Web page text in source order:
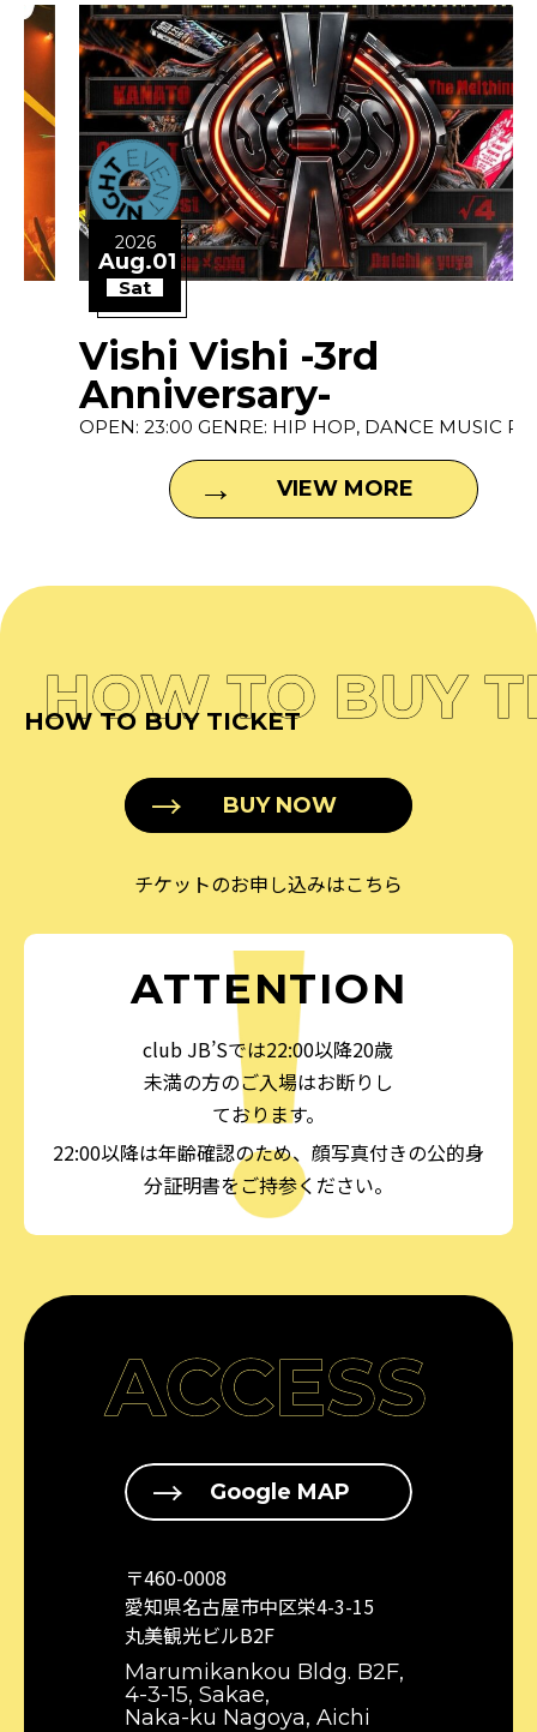
2026
Aug.01
Sat
Vishi Vishi -3rd
Anniversary-
OPEN: 23:00 GENRE: HIP HOP, DANCE MUSIC P...
VIEW MORE
HOW TO BUY
HOW TO BUY TICKET
BUY NOW
チケットのお申し込みはこちら
ATTENTION
club JB’Sでは22:00以降20歳
未満の方のご入場はお断りし
ております。
22:00以降は年齢確認のため、顔写真付きの公的身
分証明書をご持参ください。
ACCESS
Google MAP
〒460-0008
愛知県名古屋市中区栄4-3-15
丸美観光ビルB2F
Marumikankou Bldg. B2F,
4-3-15, Sakae,
Naka-ku Nagoya, Aichi